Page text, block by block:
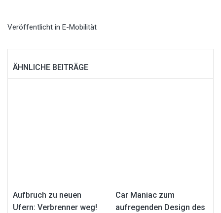
Veröffentlicht in E-Mobilität
ÄHNLICHE BEITRÄGE
Aufbruch zu neuen
Ufern: Verbrenner weg!
Car Maniac zum
aufregenden Design des